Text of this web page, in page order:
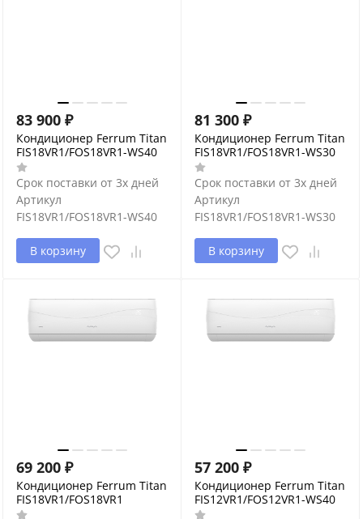
83 900 ₽
Кондиционер Ferrum Titan
FIS18VR1/FOS18VR1-WS40
Срок поставки от 3х дней
Артикул
FIS18VR1/FOS18VR1-WS40
В корзину
81 300 ₽
Кондиционер Ferrum Titan
FIS18VR1/FOS18VR1-WS30
Срок поставки от 3х дней
Артикул
FIS18VR1/FOS18VR1-WS30
В корзину
69 200 ₽
Кондиционер Ferrum Titan
FIS18VR1/FOS18VR1
57 200 ₽
Кондиционер Ferrum Titan
FIS12VR1/FOS12VR1-WS40